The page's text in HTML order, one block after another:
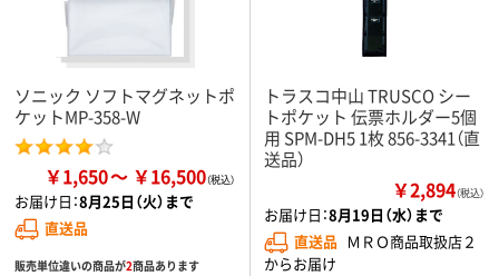
ソニック ソフトマグネットポ
ケットMP-358-W
￥1,650 ￥16,500
お届け日：8月25日（火）まで
直送品
販売単位違いの商品が2商品あります
トラスコ中山 TRUSCO シー
トポケット 伝票ホルダー5個
用 SPM-DH5 1枚 856-3341（直
送品）
￥2,894（税込）
お届け日：8月19日（水）まで
直送品 ＭＲＯ商品取扱店２
からお届け